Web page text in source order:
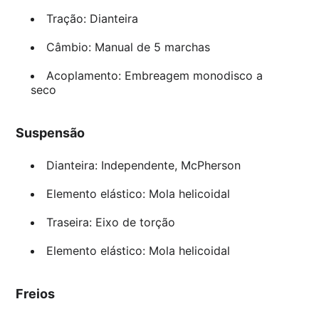
Tração: Dianteira
Câmbio: Manual de 5 marchas
Acoplamento: Embreagem monodisco a
seco
Suspensão
Dianteira: Independente, McPherson
Elemento elástico: Mola helicoidal
Traseira: Eixo de torção
Elemento elástico: Mola helicoidal
Freios